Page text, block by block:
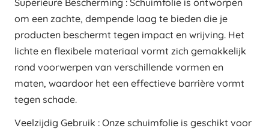
Superieure Bescherming : Schuimfolie is ontworpen
om een zachte, dempende laag te bieden die je
producten beschermt tegen impact en wrijving. Het
lichte en flexibele materiaal vormt zich gemakkelijk
rond voorwerpen van verschillende vormen en
maten, waardoor het een effectieve barrière vormt
tegen schade.
Veelzijdig Gebruik : Onze schuimfolie is geschikt voor